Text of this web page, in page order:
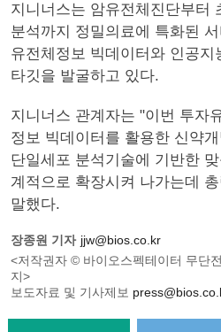
지니너스는 암유전체진단부터
분석까지 정밀의료에 특화된
유전체정보 빅데이터와 인공
타깃을 발굴하고 있다.
지니너스 관계자는 "이번 투자
정보 빅데이터를 활용한 신약
단일세포 분석기술에 기반한
계적으로 확장시켜 나가는데
말했다.
장종원 기자 jjw@bios.co.kr
<저작권자 © 바이오스펙테이터 무단
지>
보도자료 및 기사제보